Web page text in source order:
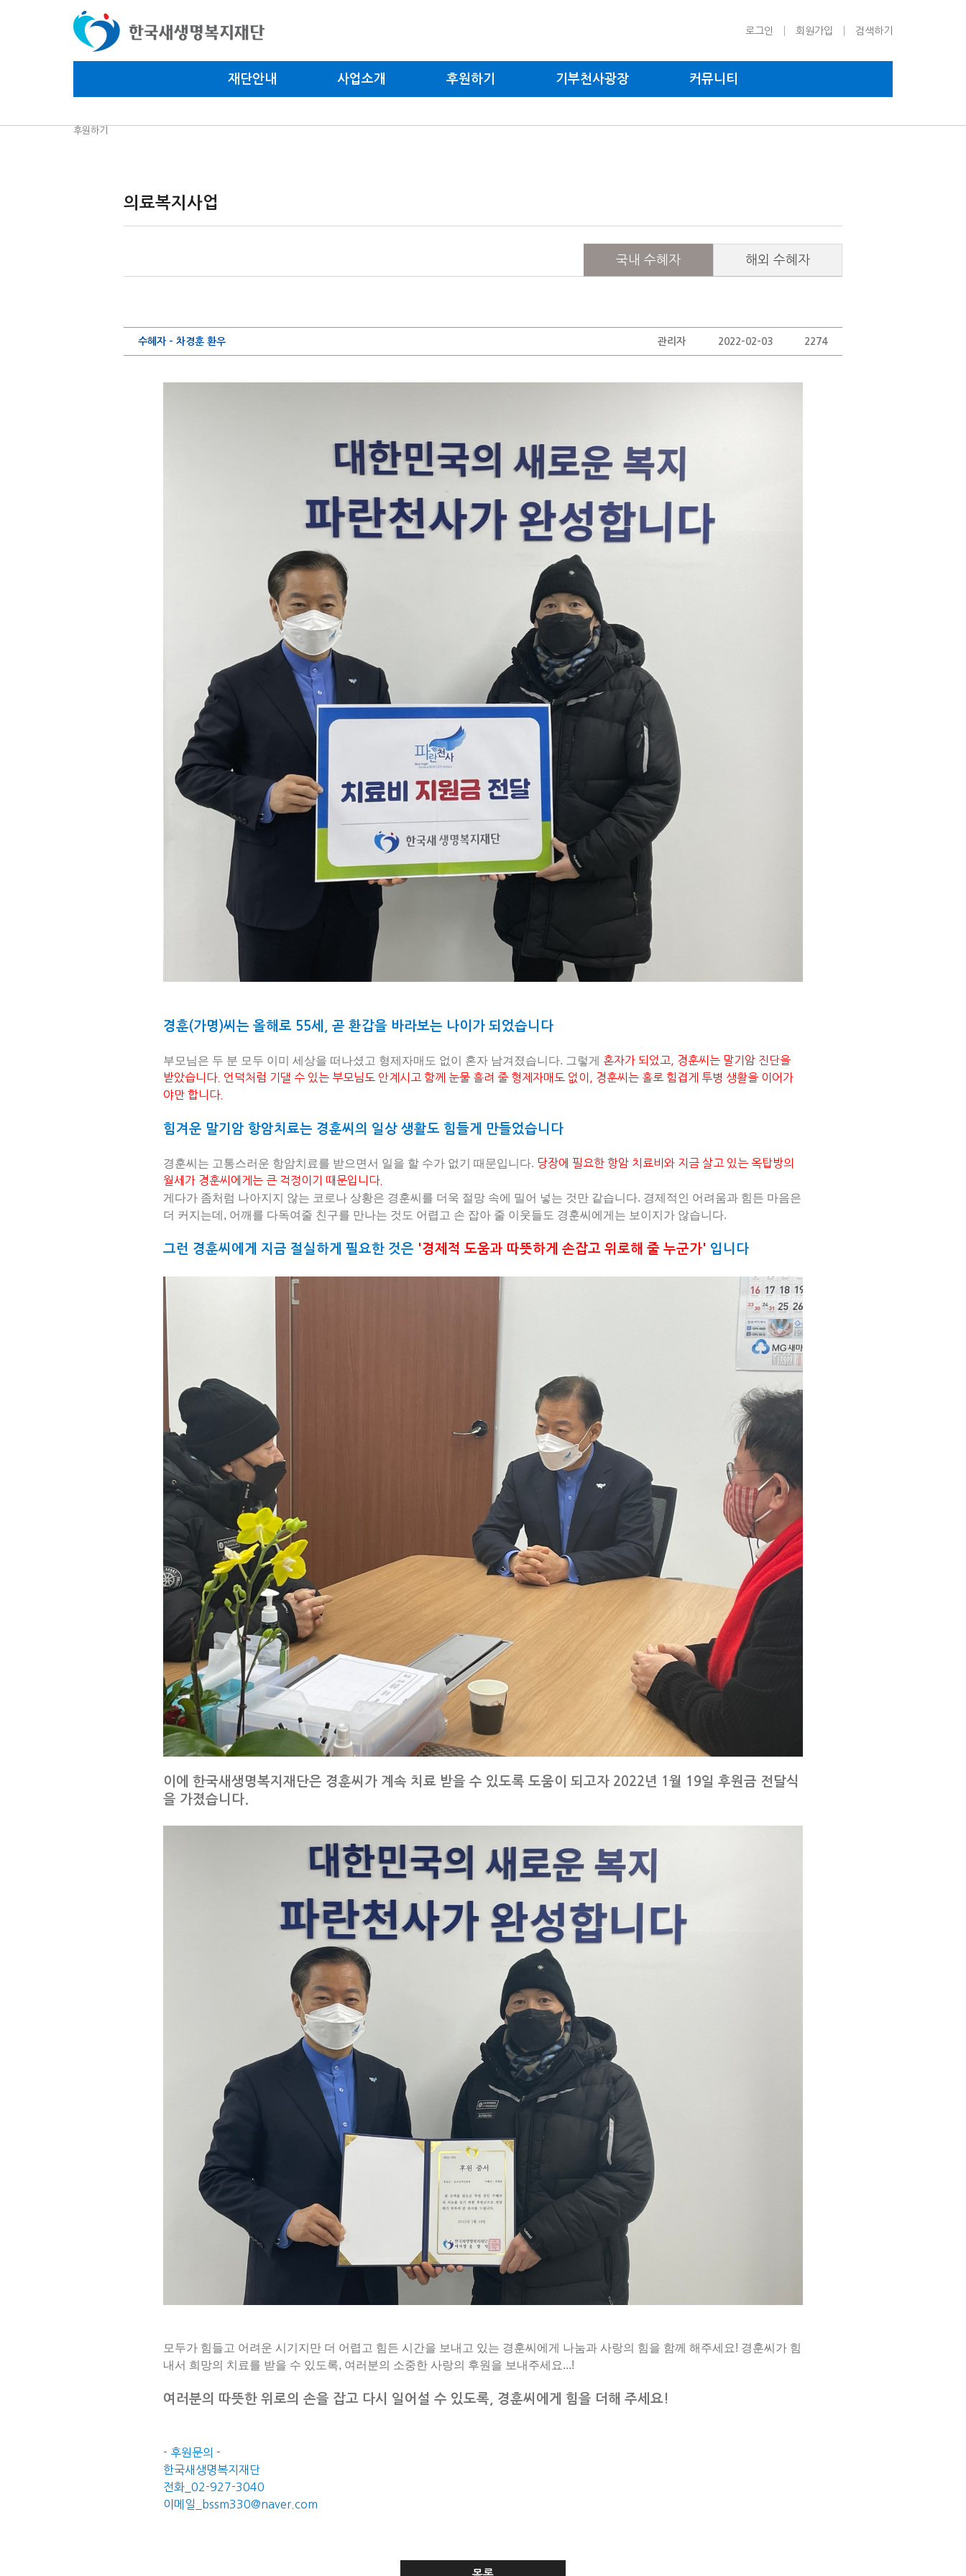
재단안내 사업소개 후원하기 기부천사광장 커뮤니티
로그인 회원가입 검색하기
후원하기
의료복지사업
국내 수혜자 해외 수혜자
수혜자 - 차경훈 환우 관리자 2022-02-03 2274
경훈(가명)씨는 올해로 55세, 곧 환갑을 바라보는 나이가 되었습니다
부모님은 두 분 모두 이미 세상을 떠나셨고 형제자매도 없이 혼자 남겨졌습니다. 그렇게
혼자가 되었고, 경훈씨는 말기암 진단을
받았습니다. 언덕처럼 기댈 수 있는 부모님도 안계시고 함께 눈물 흘려 줄 형제자매도 없이, 경훈씨는 홀로 힘겹게 투병 생활을 이어가
야만 합니다.
힘겨운 말기암 항암치료는 경훈씨의 일상 생활도 힘들게 만들었습니다
경훈씨는 고통스러운 항암치료를 받으면서 일을 할 수가 없기 때문입니다. 당장에 필요한 항암 치료비와 지금 살고 있는 옥탑방의
월세가 경훈씨에게는 큰 걱정이기 때문입니다.
게다가 좀처럼 나아지지 않는 코로나 상황은 경훈씨를 더욱 절망 속에 밀어 넣는 것만 같습니다. 경제적인 어려움과 힘든 마음은
더 커지는데, 어깨를 다독여줄 친구를 만나는 것도 어렵고 손 잡아 줄 이웃들도 경훈씨에게는 보이지가 않습니다.
그런 경훈씨에게 지금 절실하게 필요한 것은 '경제적 도움과 따뜻하게 손잡고 위로해 줄 누군가' 입니다
이에 한국새생명복지재단은 경훈씨가 계속 치료 받을 수 있도록 도움이 되고자 2022년 1월 19일 후원금 전달식
을 가졌습니다.
모두가 힘들고 어려운 시기지만 더 어렵고 힘든 시간을 보내고 있는 경훈씨에게 나눔과 사랑의 힘을 함께 해주세요! 경훈씨가 힘
내서 희망의 치료를 받을 수 있도록, 여러분의 소중한 사랑의 후원을 보내주세요...!
여러분의 따뜻한 위로의 손을 잡고 다시 일어설 수 있도록, 경훈씨에게 힘을 더해 주세요!
- 후원문의 -
한국새생명복지재단
전화_02-927-3040
이메일_bssm330@naver.com